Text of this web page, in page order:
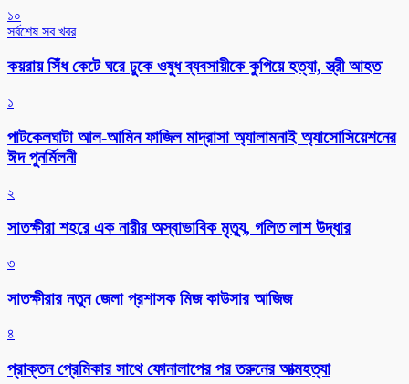
১০
সর্বশেষ সব খবর
কয়রায় সিঁধ কেটে ঘরে ঢুকে ওষুধ ব্যবসায়ীকে কুপিয়ে হত্যা, স্ত্রী আহত
১
পাটকেলঘাটা আল-আমিন ফাজিল মাদ্রাসা অ্যালামনাই অ্যাসোসিয়েশনের
ঈদ পুনর্মিলনী
২
সাতক্ষীরা শহরে এক নারীর অস্বাভাবিক মৃত্যু, গলিত লাশ উদ্ধার
৩
সাতক্ষীরার নতুন জেলা প্রশাসক মিজ কাউসার আজিজ
৪
প্রাক্তন প্রেমিকার সাথে ফোনালাপের পর তরুনের আত্মহত্যা